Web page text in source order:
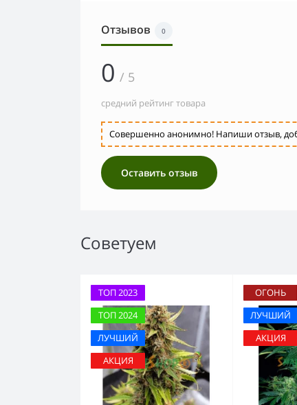
Отзывов 0
0 / 5
средний рейтинг товара
Совершенно анонимно! Напиши отзыв,
Оставить отзыв
Советуем
ТОП 2023
ТОП 2024
ЛУЧШИЙ
АКЦИЯ
ОГОНЬ
ЛУЧШИЙ
АКЦИЯ